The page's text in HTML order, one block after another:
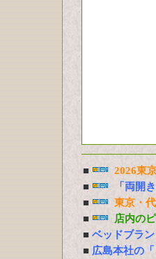
■
2026東
■
「両開
■
東京・
■
店内の
■ ベッドブラ
■ 広島本社の